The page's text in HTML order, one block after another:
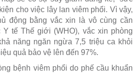
cho việc lây lan viêm phổi. Vì vậy,
động bằng vắc xin là vô cùng cần
tế Thế giới (WHO), vắc xin phòng
năng ngăn ngừa 7,5 triệu ca khỏi
quả bảo vệ lên đến 97%.
bệnh viêm phổi do phế cầu khuẩn